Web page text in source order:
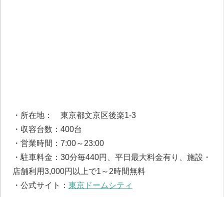
・所在地： 東京都文京区後楽1-3
・収容台数：400台
・営業時間：7:00～23:00
・駐車料金：30分毎440円、平日最大料金有り、施設・
店舗利用3,000円以上で1～2時間無料
・公式サイト： 東京ドームシティ